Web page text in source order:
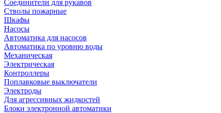
Соединители для рукавов
Стволы пожарные
Шкафы
Насосы
Автоматика для насосов
Автоматика по уровню воды
Механическая
Электрическая
Контроллеры
Поплавковые выключатели
Электроды
Для агрессивных жидкостей
Блоки электронной автоматики